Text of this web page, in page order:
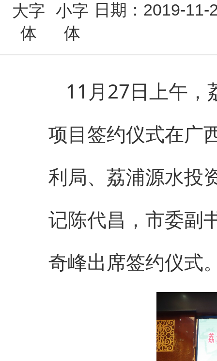
日期：2019-
11月27日上午，
项目签约仪式在广
利局、荔浦源水投
记陈代昌，市委副
奇峰出席签约仪式